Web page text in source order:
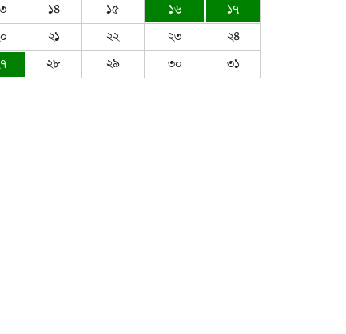
১৪ ১৫ ১৬
১৭
২১ ২২ ২৩
২৪
২৮ ২৯ ৩০ ৩১